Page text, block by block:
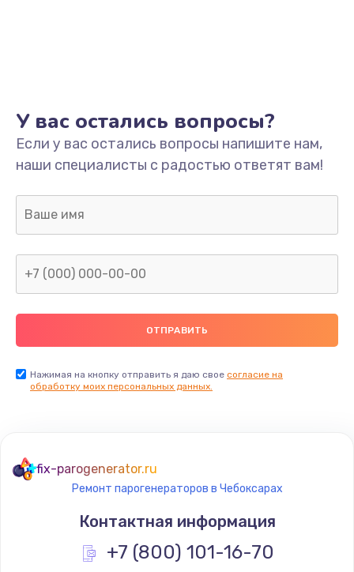
Замена/Pемонт карбюратора
1300 руб.
Заказать
Ремонт капиллярной трубки
400 руб.
Заказать
Замена термостата
1200 руб.
Заказать
У вас остались вопросы?
Если у вас остались вопросы напишите нам,
наши специалисты с радостью ответят вам!
Нажимая на кнопку отправить я даю свое согласие на
обработку моих персональных данных.
fix-parogenerator.ru
Ремонт парогенераторов в Чебоксарах
Контактная информация
+7 (800) 101-16-70